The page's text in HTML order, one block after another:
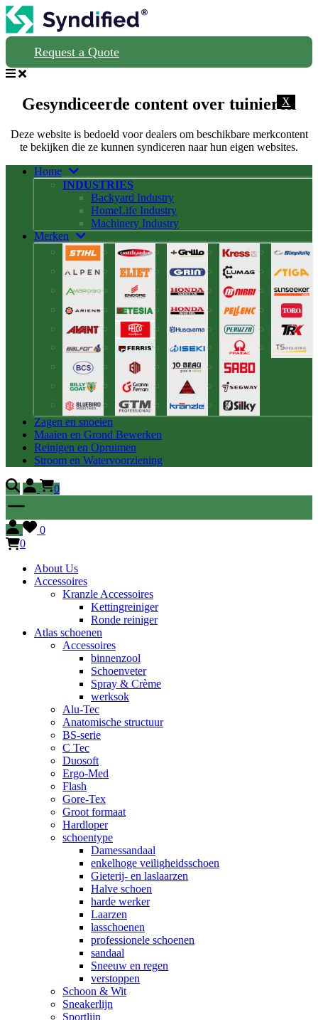
Request a Quote
X
Gesyndiceerde content over tuinieren
Deze website is bedoeld voor dealers om beschikbare merkcontent
te bekijken die ze kunnen syndiceren naar hun eigen websites.
Home
INDUSTRIES
Backyard Industry
HomeLife Industry
Machinery Industry
Merken
Zagen en snoeien
Maaien en Grond Bewerken
Reinigen en Opruimen
Stroom en Watervoorziening
0
0
0
About Us
Accessoires
Kranzle Accessoires
Kettingreiniger
Ronde reiniger
Atlas schoenen
Accessoires
binnenzool
Schoenveter
Spray & Crème
werksok
Alu-Tec
Anatomische structuur
BS-serie
C Tec
Duosoft
Ergo-Med
Flash
Gore-Tex
Groot formaat
Hardloper
schoentype
Damessandaal
enkelhoge veiligheidsschoen
Gieterij- en laslaarzen
Halve schoen
harde werker
Laarzen
lasschoenen
professionele schoenen
sandaal
Sneeuw en regen
verstoppen
Schoon & Wit
Sneakerlijn
Sportlijn